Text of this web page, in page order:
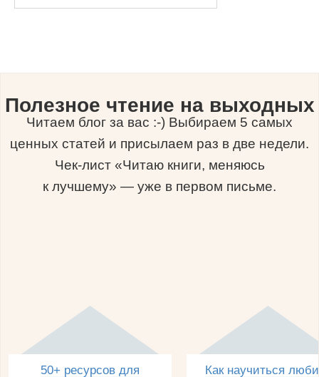
Полезное чтение на выходных
Читаем блог за вас :-) Выбираем 5 самых
ценных статей и присылаем раз в две недели.
Чек-лист «Читаю книги, меняюсь
к лучшему» — уже в первом письме.
50+ ресурсов для
Как научиться